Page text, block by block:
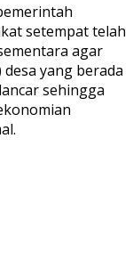
setempat telah
agar
yang berada
sehingga